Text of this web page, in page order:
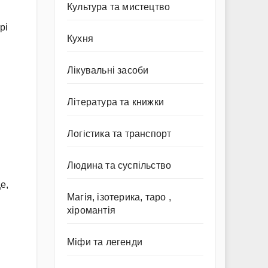
Культура та мистецтво
Кухня
Лікувальні засоби
Література та книжки
Логістика та транспорт
Людина та суспільство
Магія, ізотерика, таро ,
хіромантія
Міфи та легенди